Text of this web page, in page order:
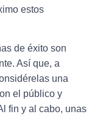
estos
de éxito son
Así que, a
una
el público y
fin y al cabo, unas